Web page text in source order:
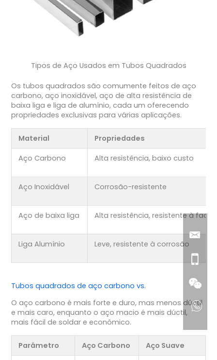
Tipos de Aço Usados em Tubos Quadrados
Os tubos quadrados são comumente feitos de aço
carbono, aço inoxidável, aço de alta resistência de
baixa liga e liga de alumínio, cada um oferecendo
propriedades exclusivas para várias aplicações.
Material Propriedades
Aço Carbono Alta resistência, baixo custo
Aço Inoxidável Corrosão-resistente
Aço de baixa liga Alta resistência, resistente à
Liga Alumínio Leve, resistente à corrosão
Tubos quadrados de aço carbono vs.
O aço carbono é mais forte e duro, mas menos dúctil
e mais caro, enquanto o aço macio é mais dúctil,
mais fácil de soldar e econômico.
Parâmetro Aço Carbono Aço Suave